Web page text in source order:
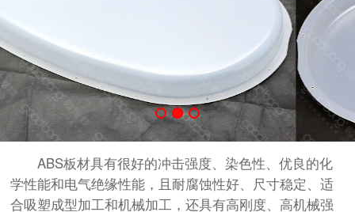
ABS板材具有很好的冲击强度、染色性、优良的化
学性能和电气绝缘性能，且耐腐蚀性好、尺寸稳定、适
合吸塑成型加工和机械加工，还具有高刚度、高机械强